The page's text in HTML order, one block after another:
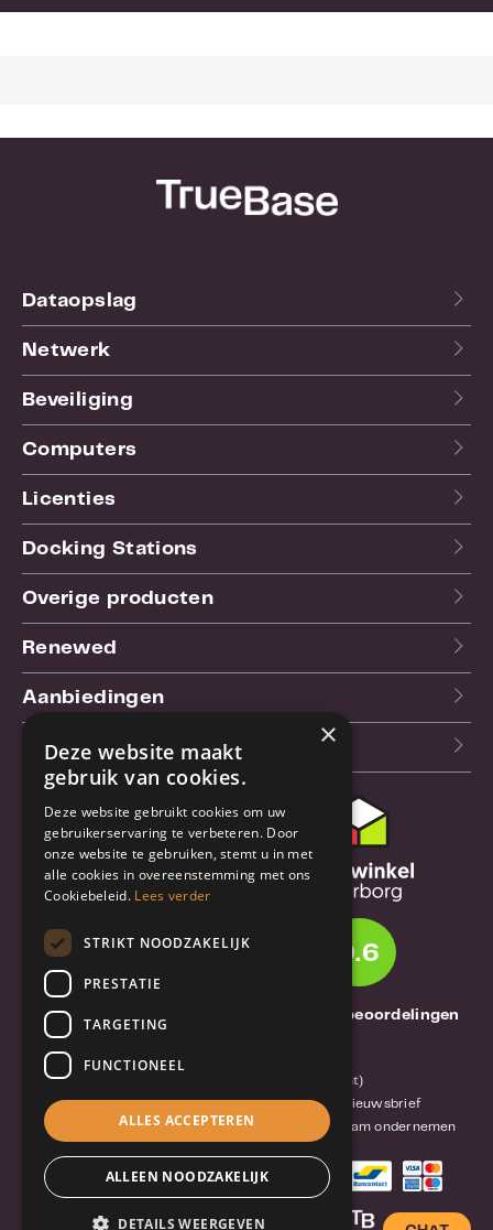
Dataopslag
Netwerk
Beveiliging
Computers
Licenties
Docking Stations
Overige producten
Renewed
Aanbiedingen
Blog
Klantenservice
Bestel- en
verzendinformatie
Garantie en reparatie
Annuleren of retourneren
Over TrueBase
9.6
1261 Thuisbeoordelingen
Over TrueBase
Privacy en voorwaarden (consument)
Algemene voorwaarden (zakelijk)
Blog en nieuwsbrief
Reviews van klanten
Mobile-Harddisk.nl Duurzaam ondernemen
×
Deze website maakt
gebruik van cookies.
Deze website gebruikt cookies om uw
gebruikerservaring te verbeteren. Door
onze website te gebruiken, stemt u in met
alle cookies in overeenstemming met ons
Cookiebeleid. Lees verder
STRIKT NOODZAKELIJK
PRESTATIE
TARGETING
FUNCTIONEEL
ALLES ACCEPTEREN
ALLEEN NOODZAKELIJK
DETAILS WEERGEVEN